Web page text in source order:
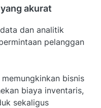
akurat
dan analitik
pelanggan
bisnis
biaya inventaris,
sekaligus